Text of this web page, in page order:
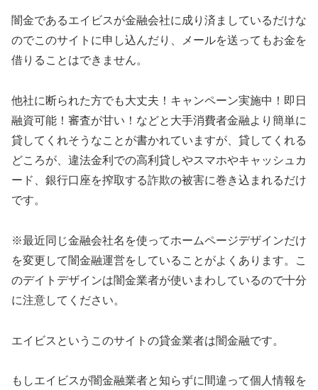
闇金であるエイビスが金融会社に成り済ましているだけな
のでこのサイトに申し込んだり、メールを送ってもお金を
借りることはできません。
他社に断られた方でも大丈夫！キャンペーン実施中！即日
融資可能！審査が甘い！などと大手消費者金融より簡単に
貸してくれそうなことが書かれていますが、貸してくれる
どころが、違法金利での高利貸しやスマホやキャッシュカ
ード、銀行口座を搾取する詐欺の被害に巻き込まれるだけ
です。
※最近同じ金融会社名を使ってホームページデザインだけ
を変更して闇金融運営をしていることがよくあります。こ
のデイトデザインは闇金業者が使いまわしているので十分
に注意してください。
エイビス というこのサイトの貸金業者は闇金融です。
もしエイビスが闇金融業者と知らずに間違って個人情報を